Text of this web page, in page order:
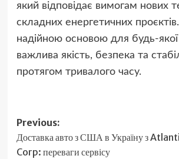
який відповідає вимогам нових
складних енергетичних
надійною основою для будь-
важлива якість, безпека та
протягом тривалого часу.
Post
navigation
Previous:
Доставка авто з США в Україну з
Corp: переваги сервісу